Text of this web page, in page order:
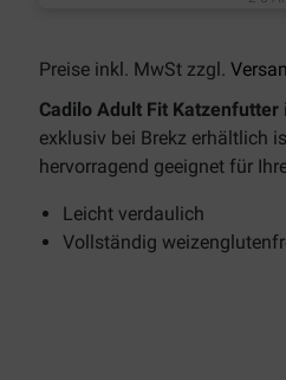
Preise inkl. MwSt zzgl.
Cadilo Adult Fit Katzenfutter
exklusiv bei Brekz erhältlich
hervorragend geeignet für
Leicht verdaulich
Vollständig